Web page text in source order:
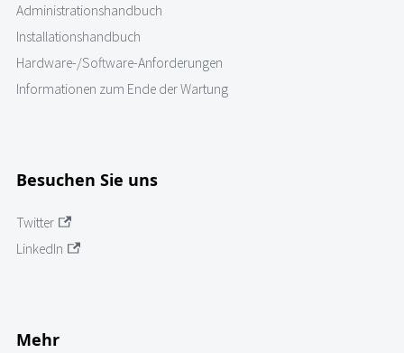
Administrationshandbuch
Installationshandbuch
Hardware-/Software-Anforderungen
Informationen zum Ende der Wartung
Besuchen Sie uns
Twitter
LinkedIn
Mehr